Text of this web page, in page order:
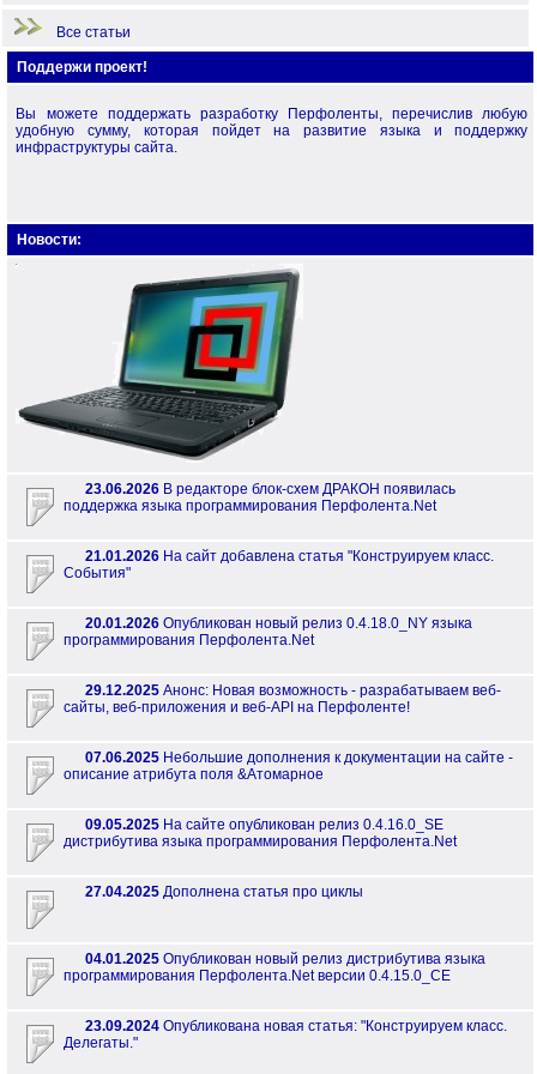
Все статьи
Поддержи проект!
Вы можете поддержать разработку Перфоленты, перечислив любую
удобную сумму, которая пойдет на развитие языка и поддержку
инфраструктуры сайта.
Новости:
23.06.2026 В редакторе блок-схем ДРАКОН появилась
поддержка языка программирования Перфолента.Net
21.01.2026 На сайт добавлена статья "Конструируем класс.
События"
20.01.2026 Опубликован новый релиз 0.4.18.0_NY языка
программирования Перфолента.Net
29.12.2025 Анонс: Новая возможность - разрабатываем веб-
сайты, веб-приложения и веб-API на Перфоленте!
07.06.2025 Небольшие дополнения к документации на сайте -
описание атрибута поля &Атомарное
09.05.2025 На сайте опубликован релиз 0.4.16.0_SE
дистрибутива языка программирования Перфолента.Net
27.04.2025 Дополнена статья про циклы
04.01.2025 Опубликован новый релиз дистрибутива языка
программирования Перфолента.Net версии 0.4.15.0_CE
23.09.2024 Опубликована новая статья: "Конструируем класс.
Делегаты."